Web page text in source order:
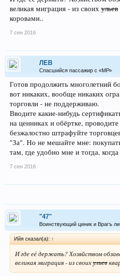
великая миграция - из своих ульев
коровами..
7 сен 2016
ЛEB
Спасшийся пассажир с «МР»
Готов продолжить многолетний
вот никаких, вообще никаких
торговли - не поддерживаю.
Вводите какие-нибудь
на ценниках и обёртке,
безжалостно штрафуйте
"За". Но не мешайте мне:
там, где удобно мне и тогда,
7 сен 2016
"47"
Воинствующий циник и Врагъ
Ийя сказал(а): ↑
И где её держать? Хозяйством
великая миграция - из своихульев